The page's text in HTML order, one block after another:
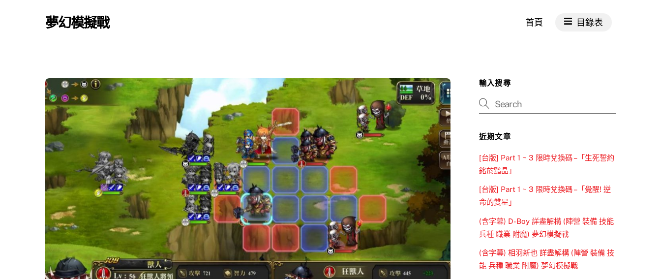
夢幻模擬戰 首頁 目錄表
輸入搜尋
近期文章
[台版] Part 1 ~ 3 限時兌換碼 –「生死誓約
銘於黯晶」
[台版] Part 1 ~ 3 限時兌換碼 –「覺醒! 逆
命的雙星」
(含字幕) D-Boy 詳盡解構 (陣營 裝備 技能
兵種 職業 附魔) 夢幻模擬戰
(含字幕) 相羽新也 詳盡解構 (陣營 裝備 技
能 兵種 職業 附魔) 夢幻模擬戰